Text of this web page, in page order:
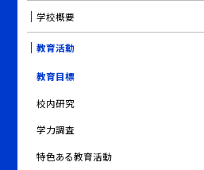
学校概要
教育活動
教育目標
校内研究
学力調査
特色ある教育活動